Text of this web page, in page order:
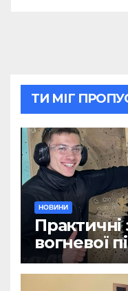
ТИ МІГ
НОВИНИ
Практичні
вогневої